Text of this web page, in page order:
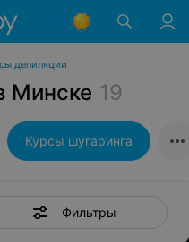
депиляции
Минске 19
Курсы шугаринга
Фильтры